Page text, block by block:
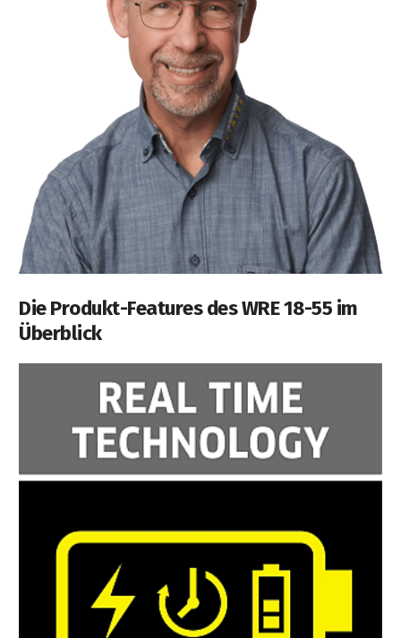
Die Produkt-Features des WRE 18-55 im
Überblick